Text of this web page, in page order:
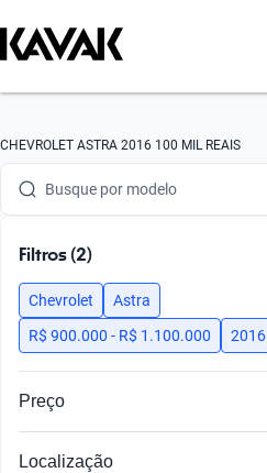
CHEVROLET ASTRA 2016 100 MIL REAIS
Busque por marca
Busque por modelo
Busque por ano
Busque por marca
Busque por versão
Filtros (2)
Chevrolet
Astra
R$ 900.000 - R$ 1.100.000
2016
Preço
Localização